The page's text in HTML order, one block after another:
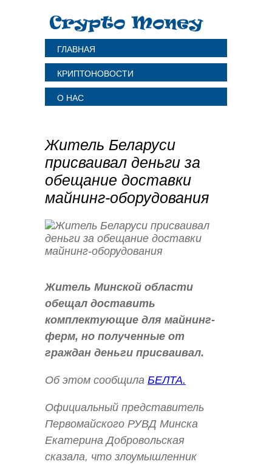
ГЛАВНАЯ
КРИПТОНОВОСТИ
О НАС
Житель Беларуси
присваивал деньги за
обещание доставки
майнинг-оборудования
Житель Минской области
обещал доставить
комплектующие для майнинг-
ферм, но полученные от
граждан деньги присваивал.
Об этом сообщила БЕЛТА.
Официальный представитель
Первомайского РУВД Минска
Екатерина Добровольская
сказала, что злоумышленник